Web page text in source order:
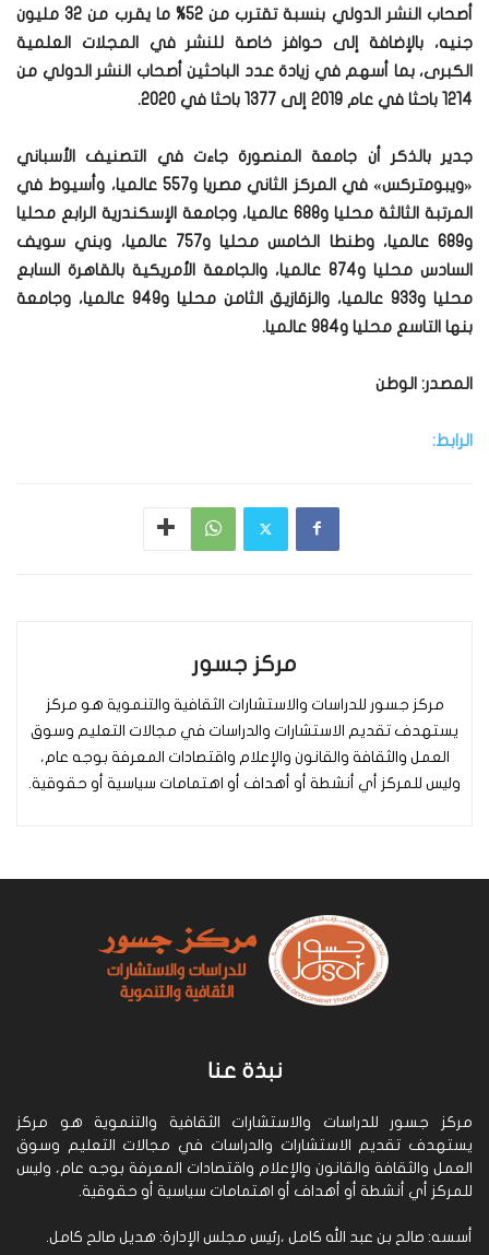
أصحاب النشر الدولي بنسبة تقترب من 52% ما يقرب من 32 مليون
جنيه، بالإضافة إلى حوافز خاصة للنشر في المجلات العلمية
الكبرى، بما أسهم في زيادة عدد الباحثين أصحاب النشر الدولي من
1214 باحثا في عام 2019 إلى 1377 باحثا في 2020.
جدير بالذكر أن جامعة المنصورة جاءت في التصنيف الأسباني
«ويبومتركس» في المركز الثاني مصريا و557 عالميا، وأسيوط في
المرتبة الثالثة محليا و688 عالميا، وجامعة الإسكندرية الرابع محليا
و689 عالميا، وطنطا الخامس محليا و757 عالميا، وبني سويف
السادس محليا و874 عالميا، والجامعة الأمريكية بالقاهرة السابع
محليا و933 عالميا، والزقازيق الثامن محليا و949 عالميا، وجامعة
بنها التاسع محليا و984 عالميا.
المصدر: الوطن
الرابط:
مركز جسور
مركز جسور للدراسات والاستشارات الثقافية والتنموية هو مركز
يستهدف تقديم الاستشارات والدراسات في مجالات التعليم وسوق
العمل والثقافة والقانون والإعلام واقتصادات المعرفة بوجه عام،
وليس للمركز أي أنشطة أو أهداف أو اهتمامات سياسية أو حقوقية.
نبذة عنا
مركز جسور للدراسات والاستشارات الثقافية والتنموية هو مركز
يستهدف تقديم الاستشارات والدراسات في مجالات التعليم وسوق
العمل والثقافة والقانون والإعلام واقتصادات المعرفة بوجه عام، وليس
للمركز أي أنشطة أو أهداف أو اهتمامات سياسية أو حقوقية.
أسسه: صالح بن عبد الله كامل ،رئيس مجلس الإدارة: هديل صالح كامل.